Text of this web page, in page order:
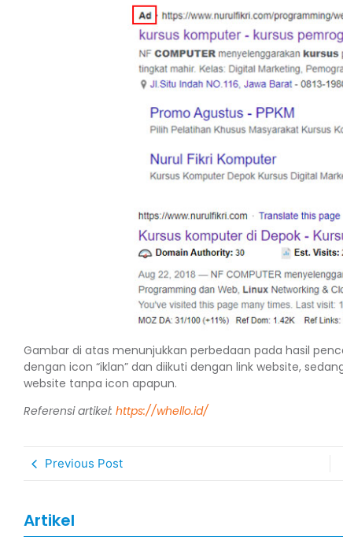
Gambar di atas menunjukkan perbedaan pada hasil
dengan icon “iklan” dan diikuti dengan link website,
website tanpa icon apapun.
Referensi artikel: https://whello.id/
Previous Post
Artikel